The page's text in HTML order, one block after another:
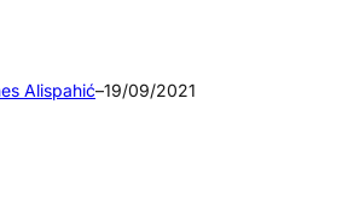
Alispahić–19/09/2021